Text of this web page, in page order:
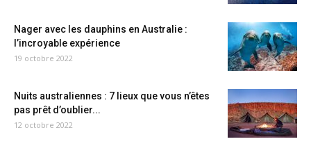
Nager avec les dauphins en Australie :
l’incroyable expérience
19 octobre 2022
Nuits australiennes : 7 lieux que vous n’êtes
pas prêt d’oublier...
12 octobre 2022